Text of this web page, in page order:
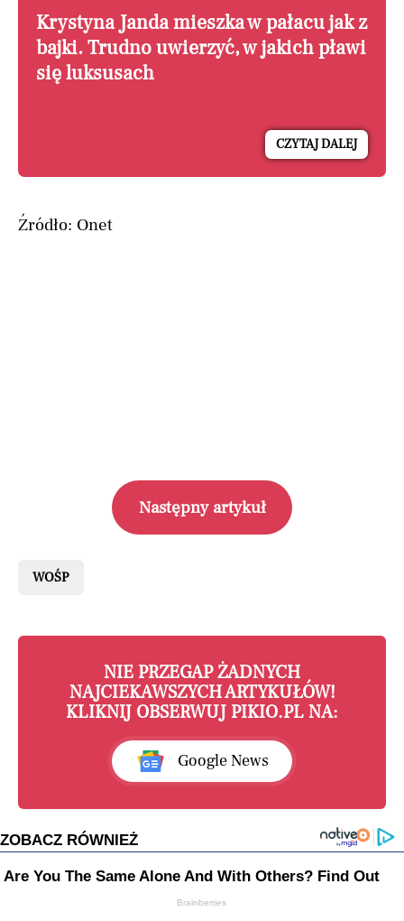
Krystyna Janda mieszka w pałacu jak z
bajki. Trudno uwierzyć, w jakich pławi
się luksusach
CZYTAJ DALEJ
Źródło: Onet
Następny artykuł
WOŚP
NIE PRZEGAP ŻADNYCH
NAJCIEKAWSZYCH ARTYKUŁÓW!
KLIKNIJ OBSERWUJ PIKIO.PL NA:
Google News
ZOBACZ RÓWNIEŻ
Are You The Same Alone And With Others? Find Out
Brainberries